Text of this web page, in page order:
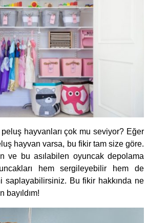
peluş hayvanları çok mu seviyor? Eğer
hayvan varsa, bu fikir tam size göre.
ve bu asılabilen oyuncak depolama
hem sergileyebilir hem de
saplayabilirsiniz. Bu fikir hakkında ne
bayıldım!